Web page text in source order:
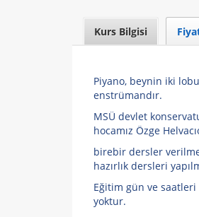
Kurs Bilgisi
Piyano, beynin iki
enstrümandır.
MSÜ devlet
hocamız Özge
birebir dersler
hazırlık dersleri
Eğitim gün ve saatleri
yoktur.